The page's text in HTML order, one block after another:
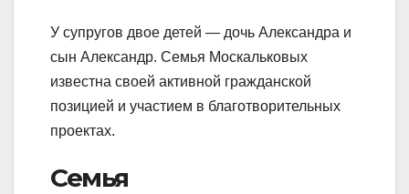
У супругов двое детей — дочь Александра и
сын Александр. Семья Москальковых
известна своей активной гражданской
позицией и участием в благотворительных
проектах.
Семья